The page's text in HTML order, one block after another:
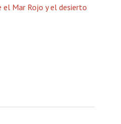
el Mar Rojo y el desierto